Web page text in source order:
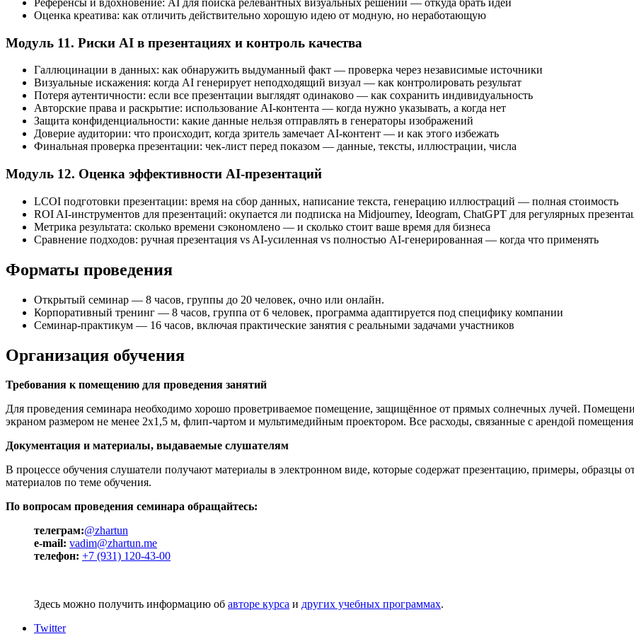
Референсы и вдохновение: AI для поиска релевантных визуальных решений — откуда брать идеи
Оценка креатива: как отличить действительно хорошую идею от модную, но неработающую
Модуль 11. Риски AI в презентациях и контроль качества
Галлюцинации в данных: как обнаружить выдуманный факт — проверка через независимые источники
Визуальные искажения: когда AI генерирует неподходящий визуал — как контролировать результат
Потеря аутентичности: если все презентации выглядят одинаково — как сохранить индивидуальность
Авторские права и раскрытие: использование AI-контента — когда нужно указывать, а когда нет
Защита конфиденциальности: какие данные нельзя отправлять в генераторы изображений
Доверие аудитории: что происходит, когда зритель замечает AI-контент — и как этого избежать
Финальная проверка презентации: чек-лист перед показом — данные, тексты, иллюстрации, числа
Модуль 12. Оценка эффективности AI-презентаций
LCOI подготовки презентации: время на сбор данных, написание текста, генерацию иллюстраций — полная стоимость
ROI AI-инструментов для презентаций: окупается ли подписка на Midjourney, Ideogram, ChatGPT для регулярных
Метрика результата: сколько времени сэкономлено — и сколько стоит ваше время для бизнеса
Сравнение подходов: ручная презентация vs AI-усиленная vs полностью AI-генерированная — когда что применять
Форматы проведения
Открытый семинар — 8 часов, группы до 20 человек, очно или онлайн.
Корпоративный тренинг — 8 часов, группа от 6 человек, программа адаптируется под специфику компании
Семинар-практикум — 16 часов, включая практические занятия с реальными задачами участников
Организация обучения
Требования к помещению для проведения занятий
Для проведения семинара необходимо хорошо проветриваемое помещение, защищённое от прямых солнечных лучей.
экраном размером не менее 2х1,5 м, флип-чартом и мультимедийным проектором. Все расходы, связанные с арендой помещения
Документация и материалы, выдаваемые слушателям
В процессе обучения слушатели получают материалы в электронном виде, которые содержат презентацию, примеры, образцы
материалов по теме обучения.
По вопросам проведения семинара обращайтесь:
телеграм:@zhartun
e-mail: vadim@zhartun.me
телефон: +7 (931) 120-43-00
Здесь можно получить информацию об авторе курса и других учебных программах.
Twitter